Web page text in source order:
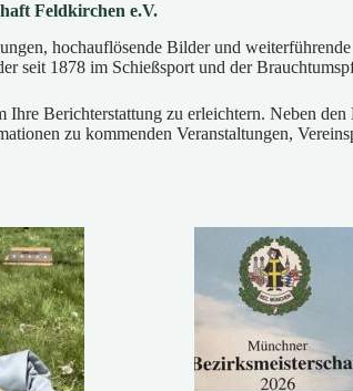
Feldkirchen e.V.
hochauflösende Bilder und weiterführende
seit 1878 im Schießsport und der
Berichterstattung zu erleichtern. Neben den
zu kommenden Veranstaltungen,